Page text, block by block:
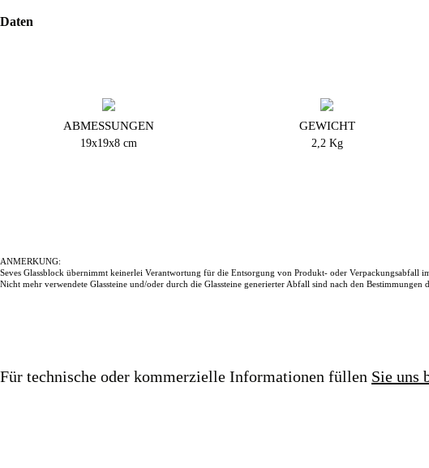
Daten
ABMESSUNGEN
19x19x8 cm
GEWICHT
2,2 Kg
ANMERKUNG:
Seves Glassblock übernimmt keinerlei Verantwortung für die Entsorgung von Produkt- oder Verpackungsabfall
Nicht mehr verwendete Glassteine und/oder durch die Glassteine generierter Abfall sind nach den Bestimmungen
Für technische oder kommerzielle Informationen füllen Sie uns